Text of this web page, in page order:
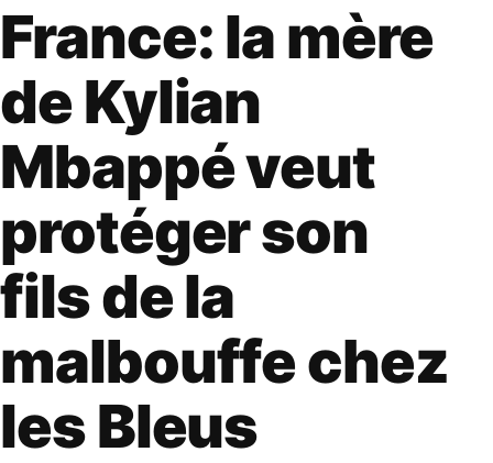
France: la mère
de Kylian
Mbappé veut
protéger son
fils de la
malbouffe chez
les Bleus